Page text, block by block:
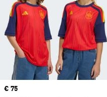
Price
€ 75